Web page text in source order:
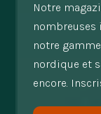
Notre
notre
nordique et
encore.